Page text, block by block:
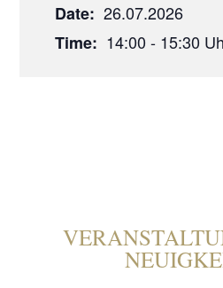
Date: 26.07.2026
Time: 14:00 - 15:30